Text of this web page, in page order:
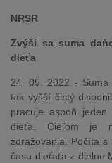
NRSR
Zvýši sa suma
dieťa
24. 05. 2022 - Suma
tak vyšší čistý
pracuje aspoň
dieťa. Cieľom je
zdražovania. Počíta
času dieťaťa z dielne